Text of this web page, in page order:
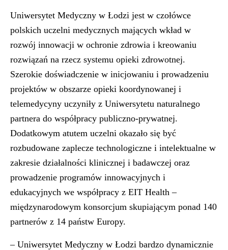
Uniwersytet Medyczny w Łodzi jest w czołówce
polskich uczelni medycznych mających wkład w
rozwój innowacji w ochronie zdrowia i kreowaniu
rozwiązań na rzecz systemu opieki zdrowotnej.
Szerokie doświadczenie w inicjowaniu i prowadzeniu
projektów w obszarze opieki koordynowanej i
telemedycyny uczyniły z Uniwersytetu naturalnego
partnera do współpracy publiczno-prywatnej.
Dodatkowym atutem uczelni okazało się być
rozbudowane zaplecze technologiczne i intelektualne w
zakresie działalności klinicznej i badawczej oraz
prowadzenie programów innowacyjnych i
edukacyjnych we współpracy z EIT Health –
międzynarodowym konsorcjum skupiającym ponad 140
partnerów z 14 państw Europy.
– Uniwersytet Medyczny w Łodzi bardzo dynamicznie